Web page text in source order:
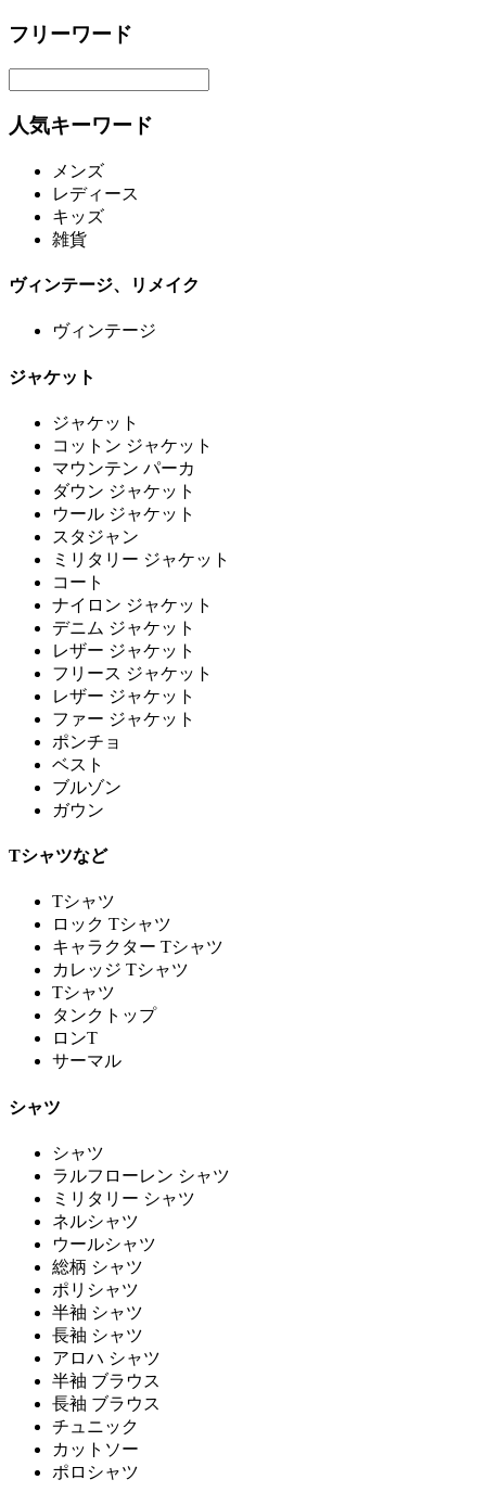
フリーワード
人気キーワード
メンズ
レディース
キッズ
雑貨
ヴィンテージ、リメイク
ヴィンテージ
ジャケット
ジャケット
コットン ジャケット
マウンテン パーカ
ダウン ジャケット
ウール ジャケット
スタジャン
ミリタリー ジャケット
コート
ナイロン ジャケット
デニム ジャケット
レザー ジャケット
フリース ジャケット
レザー ジャケット
ファー ジャケット
ポンチョ
ベスト
ブルゾン
ガウン
Tシャツなど
Tシャツ
ロック Tシャツ
キャラクター Tシャツ
カレッジ Tシャツ
Tシャツ
タンクトップ
ロンT
サーマル
シャツ
シャツ
ラルフローレン シャツ
ミリタリー シャツ
ネルシャツ
ウールシャツ
総柄 シャツ
ポリシャツ
半袖 シャツ
長袖 シャツ
アロハ シャツ
半袖 ブラウス
長袖 ブラウス
チュニック
カットソー
ポロシャツ